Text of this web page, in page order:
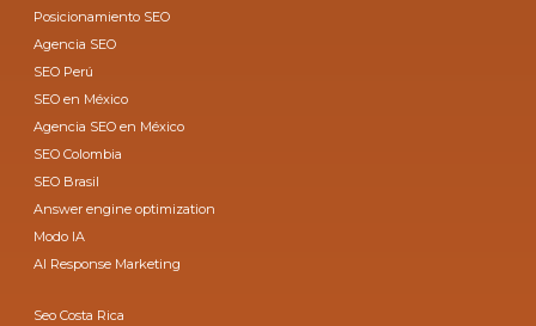
Posicionamiento SEO
Agencia SEO
SEO Perú
SEO en México
Agencia SEO en México
SEO Colombia
SEO Brasil
Answer engine optimization
Modo IA
AI Response Marketing
Seo Costa Rica